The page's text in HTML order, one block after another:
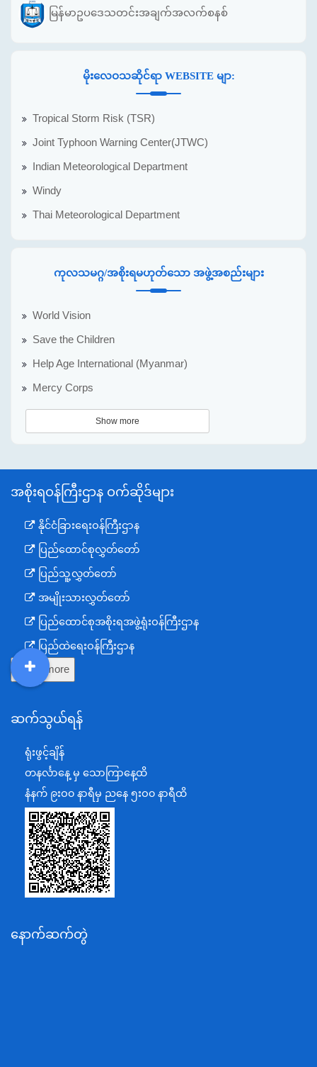
မြန်မာဥပဒေသတင်းအချက်အလက်စနစ်
မိုးလေဝသဆိုင်ရာ WEBSITE မျာ:
Tropical Storm Risk (TSR)
Joint Typhoon Warning Center(JTWC)
Indian Meteorological Department
Windy
Thai Meteorological Department
ကုလသမဂ္ဂ/အစိုးရမဟုတ်သော အဖွဲ့အစည်းများ
World Vision
Save the Children
Help Age International (Myanmar)
Mercy Corps
Show more
အစိုးရဝန်ကြီးဌာန ဝက်ဆိုဒ်များ
နိုင်ငံခြားရေးဝန်ကြီးဌာန
ပြည်ထောင်စုလွှတ်တော်
ပြည်သူ့လွှတ်တော်
အမျိုးသားလွှတ်တော်
ပြည်ထောင်စုအစိုးရအဖွဲ့ရုံးဝန်ကြီးဌာန
ပြည်ထဲရေးဝန်ကြီးဌာန
ကာကွယ်ရေးဝန်ကြီးဌာန
စီမံကိန်း၊ဘဏ္ဍာရေးနှင့်စက်မှုဝန်ကြီးဌာန
အပြည်ပြည်ဆိုင်ရာပူးပေါင်းဆောင်ရွက်ရေးဝန်ကြီးဌာန
ပြန်ကြားရေးဝန်ကြီးဌာန
သာသနာရေးနှင့် ယဉ်ကျေးမှုဝန်ကြီးဌာန
စိုက်ပျိုးရေး၊မွေးမြူရေးနှင့်ဆည်မြောင်းဝန်ကြီးဌာန
ပို့ဆောင်ရေးနှင့်ဆက်သွယ်ရေးဝန်ကြီးဌာန
သယံဇာတနှင့်ပတ်ဝန်းကျင်ထိန်းသိမ်းရေးဝန်ကြီးဌာန
အလုပ်သမား၊လူဝင်မှုကြီးကြပ်ရေးနှင့်ပြည်သူ့အင်အား
Show more
ဆက်သွယ်ရန်
ရုံးဖွင့်ချိန်
တနင်္လာနေ့ မှ သောကြာနေ့ထိ
နံနက် ၉းဝ၀ နာရီမှ ညနေ ၅းဝ၀ နာရီထိ
နောက်ဆက်တွဲ